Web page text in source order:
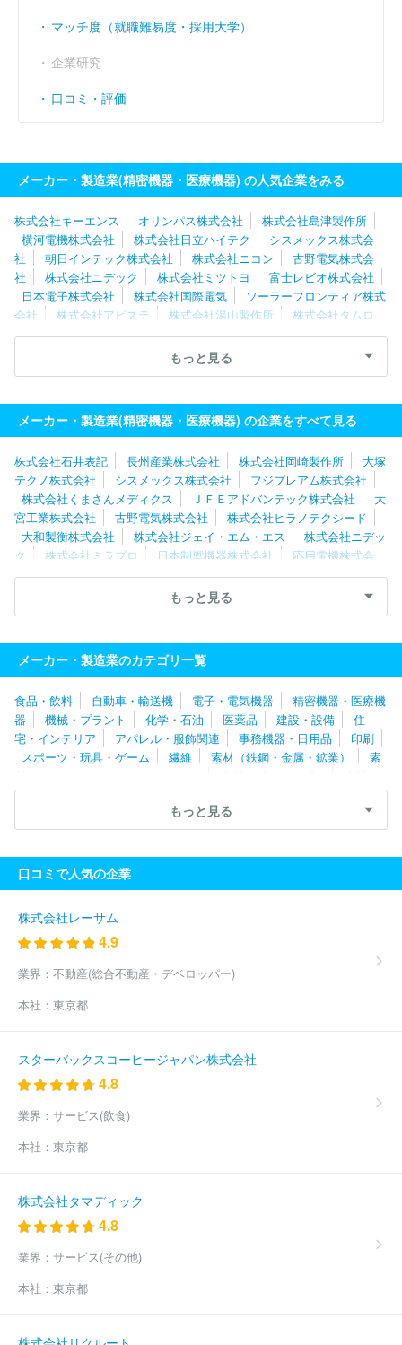
マッチ度（就職難易度・採用大学）
企業研究
口コミ・評価
メーカー・製造業(精密機器・医療機器) の人気企業をみる
株式会社キーエンス オリンパス株式会社
株式会社島津製作所
横河電機株式会社
株式会社日立ハイテク
シスメックス株式会
社
朝日インテック株式会社 株式会社ニコン
古野電気株式会
社
株式会社ニデック 株式会社ミツトヨ
富士レビオ株式会社
日本電子株式会社
株式会社国際電気
ソーラーフロンティア株式
会社
株式会社アピステ 株式会社湯山製作所
株式会社タムロ
ン
日機装株式会社 ＳＢカワスミ株式会社
株式会社トプコン
三星ダイヤモンド工業株式会社
ＳＵＳ株式会
社
会社
もっと見る
メーカー・製造業(精密機器・医療機器) の企業をすべて見る
株式会社石井表記 長州産業株式会社 株式会社岡崎製作所
大塚
テクノ株式会社
シスメックス株式会社
フジプレアム株式会社
株式会社くまさんメディクス
ＪＦＥアドバンテック株式会社
大
宮工業株式会社
古野電気株式会社
株式会社ヒラノテクシード
大和製衡株式会社
株式会社ジェイ・エム・エス
株式会社ニデッ
ク
株式会社ミラプロ 日本制禦機器株式会社
応用電機株式会
社
メニックス株式会社 日置電機株式会社
アドバンス電気工業
株式会社東海メディカルプロダクツ
株式会社アピステ
山製作所
株式会社ライト光機製作所 株式会社島津製作所
朝日
インテック株式会社
株式会社旭ポリスライダー
ク株式会社
三星ダイヤモンド工業株式会社
ＴＯＷＡ株式会社
サムコ株式会社
アピックヤマダ株式会社
京都電子工業株式会
社
白河オリンパス株式会社 株式会社ナカニシ
株式会社モリタ
東京製作所
株式会社タムロン アキム株式会社
株式会社デンソ
株式会社アタゴ 株式会社メイテック
式会社共和電業
武蔵エンジニアリング株式会社
クリエートメデ
ィック株式会社
株式会社テクノメディカ
式会社フォトロン
株式会社白寿生科学研究所
株式会社ホギメデ
ィカル
オリンパス株式会社
マ
三菱プレシジョン株式会社
ドティー
株式会社アドバンテスト 株式会社トーショー
株式会
機株式会社
製作所
株式会社トプコン 株式会社ミツトヨ
社
株式会社小野測器
酒井医療株式
会社
株式会社東京測器研究所
社
ほか(1947件)
もっと見る
メーカー・製造業のカテゴリ一覧
食品・飲料 自動車・輸送機 電子・電気機器
精密機器・医療機
器
機械・プラント 化学・石油 医薬品 建設・設備
住
宅・インテリア
アパレル・服飾関連 事務機器・日用品
印刷
スポーツ・玩具・ゲーム
繊維 素材（鉄鋼・金属・鉱業）
素
材（ゴム・ガラス・セラミックス）
素材（紙・パルプ）
素材
（その他）
農林・水産 たばこ・飼料 その他
もっと見る
口コミで人気の企業
株式会社レーサム
4.9
業界： 不動産(総合不動産・デベロッパー)
本社： 東京都
スターバックスコーヒージャパン株式会社
4.8
業界： サービス(飲食)
本社： 東京都
株式会社タマディック
4.8
業界： サービス(その他)
本社： 東京都